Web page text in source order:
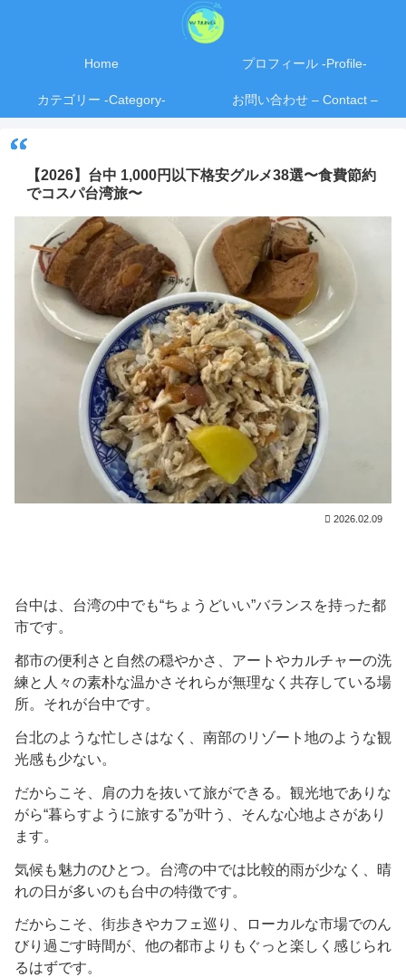
Home プロフィール -Profile-
カテゴリー -Category- お問い合わせ – Contact –
【2026】台中 1,000円以下格安グルメ38選〜食費節約
でコスパ台湾旅〜
2026.02.09
台中は、台湾の中でも“ちょうどいい”バランスを持った都
市です。
都市の便利さと自然の穏やかさ、アートやカルチャーの洗
練と人々の素朴な温かさそれらが無理なく共存している場
所。それが台中です。
台北のような忙しさはなく、南部のリゾート地のような観
光感も少ない。
だからこそ、肩の力を抜いて旅ができる。観光地でありな
がら“暮らすように旅する”が叶う、そんな心地よさがあり
ます。
気候も魅力のひとつ。台湾の中では比較的雨が少なく、晴
れの日が多いのも台中の特徴です。
だからこそ、街歩きやカフェ巡り、ローカルな市場でのん
びり過ごす時間が、他の都市よりもぐっと楽しく感じられ
るはずです。